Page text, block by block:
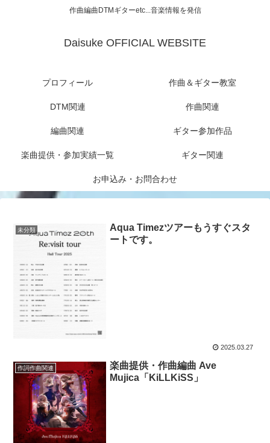
作曲編曲DTMギターetc...音楽情報を発信
Daisuke OFFICIAL WEBSITE
プロフィール 作曲＆ギター教室
DTM関連 作曲関連
編曲関連 ギター参加作品
楽曲提供・参加実績一覧 ギター関連
お申込み・お問合わせ
未分類
Aqua Timezツアーもうすぐスタ
ートです。
2025.03.27
作詞作曲関連
楽曲提供・作曲編曲 Ave
Mujica「KiLLKiSS」